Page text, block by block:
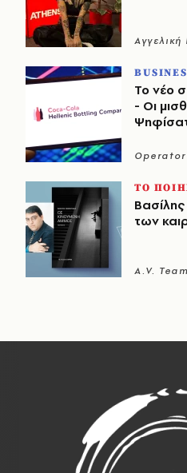
Το νέο
- Οι
Operator
ΤΟ
των
A.V. Team